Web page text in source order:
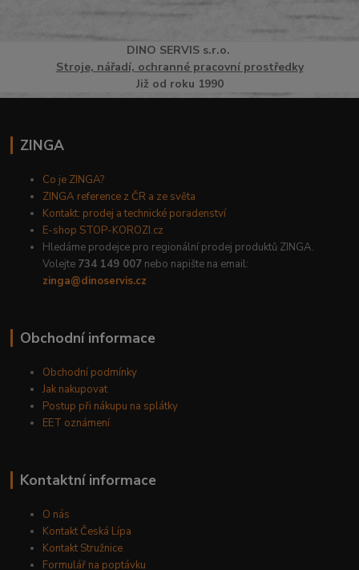
DINO SERVISs.r.o.
Stroje, nářadí, ochranné pracovní prostředky
Již od roku 1990
ZINGA
Co je ZINGA?
ZINGA reference z ČR a ze světa
Kontakt: prodej a technické poradenství
E-shop STOP-KOROZI.cz
Hledáme prodejce pro regionální prodej produktů ZINGA.
Volejte 734 149 007 nebo napište na email:
zinga@dinoservis.cz
Obchodní informace
Obchodní podmínky
Jak nakupovat
Postup při nákupu na splátky
EET oznámení
Kontaktní informace
O nás
Kontakt Česká Lípa
Kontakt Stružnice
Formulář na poptávku